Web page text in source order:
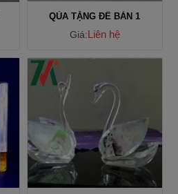
QÙA TẶNG ĐỂ BÀN 1
Giá:Liên hệ